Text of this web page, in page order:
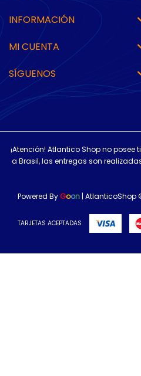
INFORMACIÓN
MI CUENTA
SÍGUENOS
¡Atención! Atlantico Shop no posee
a Brasil, las entregas son
Powered By Goon | AtlanticoShop
TARJETAS ACEPTADAS